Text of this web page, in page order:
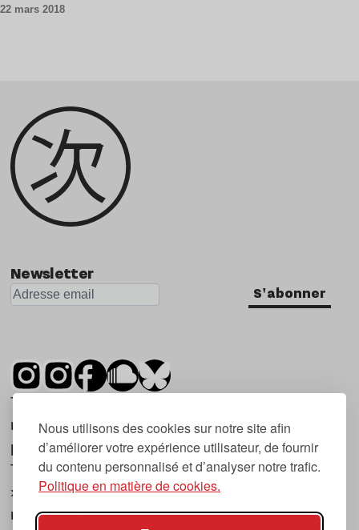
Nous utilisons des cookies sur notre site afin
d’améliorer votre expérience utilisateur, de fournir
du contenu personnalisé et d’analyser notre trafic.
Politique en matière de cookies.
22 mars 2018
Newsletter
S'abonner
Tsugi est un mensuel indépendant sur la
musique et les nouvelles tendances, dont la
première parution date de 2007.
Tsugi en japonais signifie « prochain », « suivant
», ce qui correspond à la thématique du
magazine, à l’affût des nouvelles tendances